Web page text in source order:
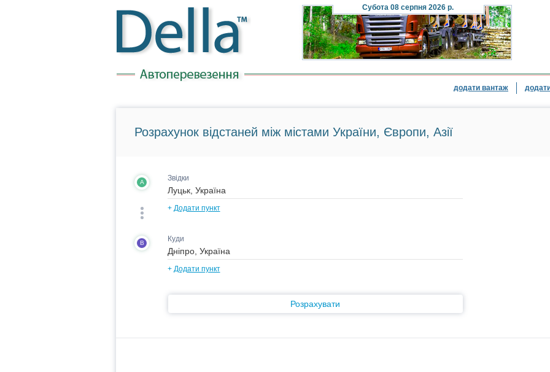
Субота08 серпня 2026 р.
додати вантаж
Розрахунок відстаней між містами України, Європи, Азії
A Звідки
+ Додати пункт
B Куди
+ Додати пункт
Розрахувати